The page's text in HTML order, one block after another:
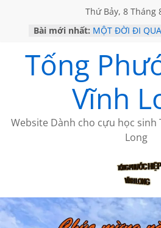
Thứ Bảy, 8 Tháng
Bài mới nhất: MỘT ĐỜI ĐI
KHÔNG ĐỀ 19
CHÙM THƠ
GIÃ TỪ ĐÀ LẠT
HỌC SỬ HỒI
Tống
Vĩnh
Website Dành cho cựu học sinh
Long